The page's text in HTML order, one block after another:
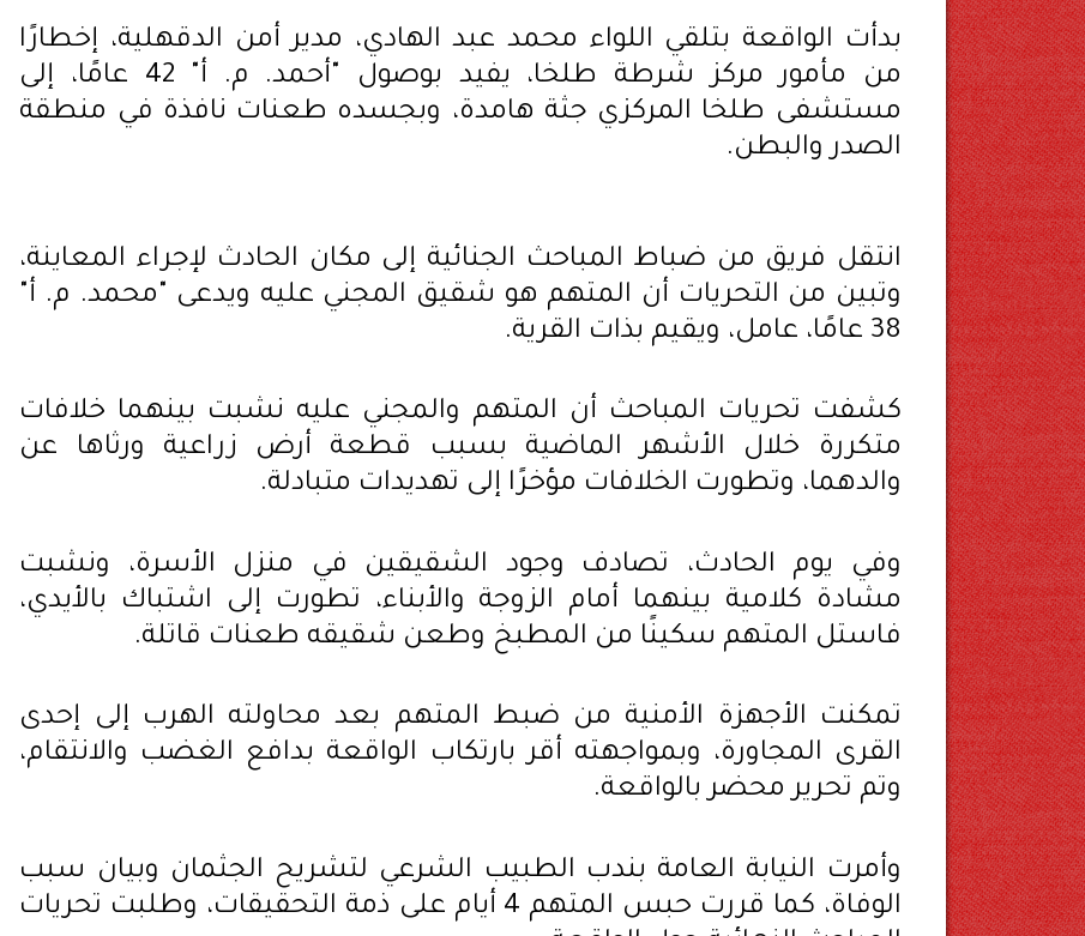
بدأت الواقعة بتلقي اللواء محمد عبد الهادي، مدير أمن الدقهلية، إخطارًا
من مأمور مركز شرطة طلخا، يفيد بوصول "أحمد. م. أ" 42 عامًا، إلى
مستشفى طلخا المركزي جثة هامدة، وبجسده طعنات نافذة في منطقة
الصدر والبطن.
انتقل فريق من ضباط المباحث الجنائية إلى مكان الحادث لإجراء المعاينة،
وتبين من التحريات أن المتهم هو شقيق المجني عليه ويدعى "محمد. م. أ"
38 عامًا، عامل، ويقيم بذات القرية.
كشفت تحريات المباحث أن المتهم والمجني عليه نشبت بينهما خلافات
متكررة خلال الأشهر الماضية بسبب قطعة أرض زراعية ورثاها عن
والدهما، وتطورت الخلافات مؤخرًا إلى تهديدات متبادلة.
وفي يوم الحادث، تصادف وجود الشقيقين في منزل الأسرة، ونشبت
مشادة كلامية بينهما أمام الزوجة والأبناء، تطورت إلى اشتباك بالأيدي،
فاستل المتهم سكينًا من المطبخ وطعن شقيقه طعنات قاتلة.
تمكنت الأجهزة الأمنية من ضبط المتهم بعد محاولته الهرب إلى إحدى
القرى المجاورة، وبمواجهته أقر بارتكاب الواقعة بدافع الغضب والانتقام،
وتم تحرير محضر بالواقعة.
وأمرت النيابة العامة بندب الطبيب الشرعي لتشريح الجثمان وبيان سبب
الوفاة، كما قررت حبس المتهم 4 أيام على ذمة التحقيقات، وطلبت تحريات